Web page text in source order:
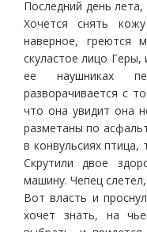
Последний день
Хочется снять
наверное, греются
скуластое лицо
ее наушниках
разворачивается с
что она увидит она
разметаны по
в конвульсиях
Скрутили двое
машину. Чепец
Вот власть и
хочет знать, на